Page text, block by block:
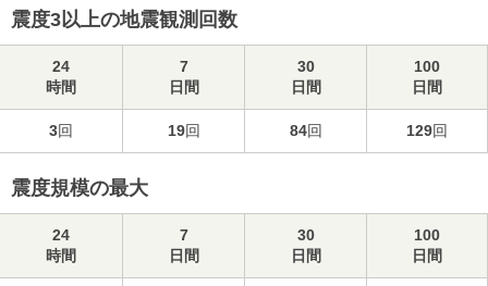
震度3以上の地震観測回数
24
時間
7
日間
30
日間
100
日間
3回 19回 84回 129回
震度規模の最大
24
時間
7
日間
30
日間
100
日間